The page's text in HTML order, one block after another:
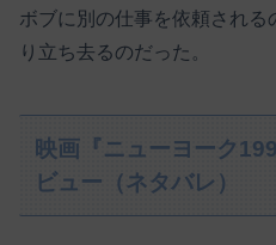
ボブに別の仕事を依頼され
り立ち去るのだった。
映画『ニューヨーク
ビュー（ネタバレ）